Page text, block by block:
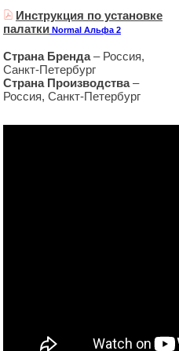
Инструкция по установке
палатки Normal Альфа 2
Страна Бренда– Россия,
Санкт-Петербург
Страна Производства–
Россия, Санкт-Петербург